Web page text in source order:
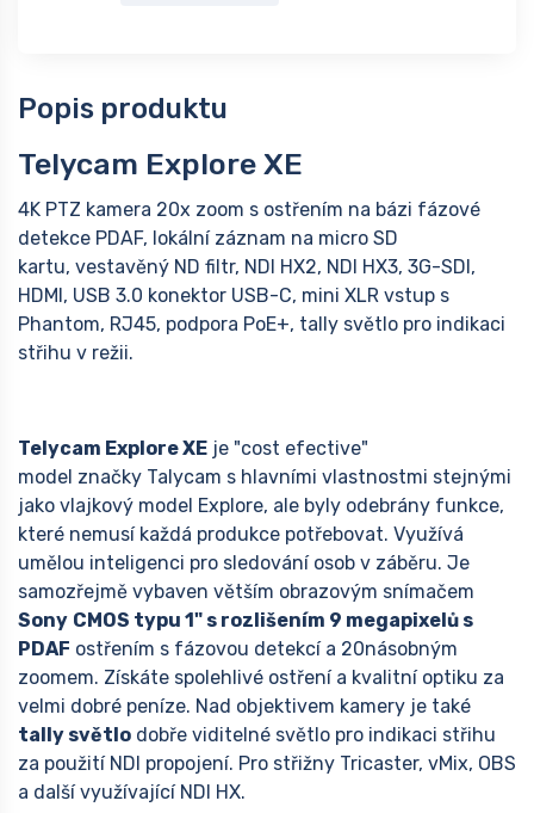
Popis produktu
Telycam Explore XE
4K PTZ kamera 20x zoom s ostřením na bázi fázové
detekce PDAF, lokální záznam na micro SD
kartu, vestavěný ND filtr, NDI HX2, NDI HX3, 3G-SDI,
HDMI, USB 3.0 konektor USB-C, mini XLR vstup s
Phantom, RJ45, podpora PoE+, tally světlo pro indikaci
střihu v režii.
Telycam Explore XE je "cost efective"
model značky Talycam s hlavními vlastnostmi stejnými
jako vlajkový model Explore, ale byly odebrány funkce,
které nemusí každá produkce potřebovat. Využívá
umělou inteligenci pro sledování osob v záběru. Je
samozřejmě vybaven větším obrazovým snímačem
Sony CMOS typu 1" s rozlišením 9 megapixelů s
PDAF ostřením s fázovou detekcí a 20násobným
zoomem. Získáte spolehlivé ostření a kvalitní optiku za
velmi dobré peníze. Nad objektivem kamery je také
tally světlo dobře viditelné světlo pro indikaci střihu
za použití NDI propojení. Pro střižny Tricaster, vMix, OBS
a další využívající NDI HX.